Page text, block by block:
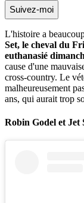
Suivez-moi
L'histoire a
Set, le cheval du
euthanasié
cause d'une
cross-country. Le
malheureusement
ans, qui aurait trop
Robin Godel et Jet